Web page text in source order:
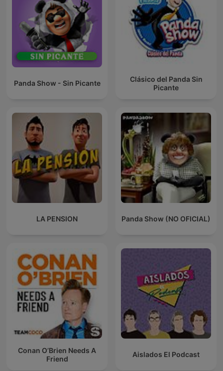
Panda Show - Sin Picante
Clásico del Panda Sin
Picante
LA PENSION Panda Show (NO OFICIAL)
Conan O’Brien Needs A
Friend
Aislados El Podcast